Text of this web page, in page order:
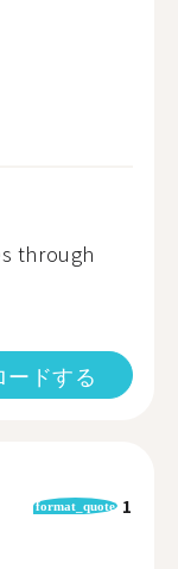
through
ドする
format_quote 1